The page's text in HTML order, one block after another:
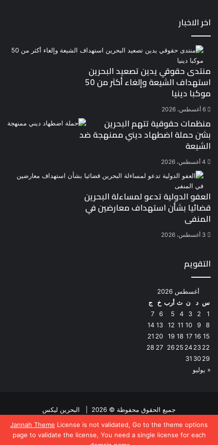
Jannah Theme License is not validated, Go to the theme options
page to validate the license, You need a single license for each
اخر الاخبار
منتدى حقوقي يدين تصعيد البحرين
استهداف الشيعة وإلغاء أكثر من 50
موكبا دينيا
6 أغسطس، 2026
منظمات حقوقية تتهم البحرين
بشن حملة اضطهاد ديني ممنهجة ضد
الشيعة
4 أغسطس، 2026
العفو الدولية تدعو لمساءلة البحرين
قضائيا بشأن استهداف معارضين في
المنفى
3 أغسطس، 2026
التقويم
أغسطس 2026
س د ن ث أرب خ
ج
1
2
3
4
5
6
7
8
9
10
11
12
13
14
15
16
17
18
19
20
21
22
23
24
25
26
27
28
29
30
31
« يوليو
جميع الحقوق محفوظة © 2026 | البحرين ليكس
فيسبوكتويتر